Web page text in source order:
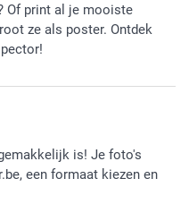
Of print al je mooiste
ze als poster. Ontdek
is! Je foto's
een formaat kiezen en